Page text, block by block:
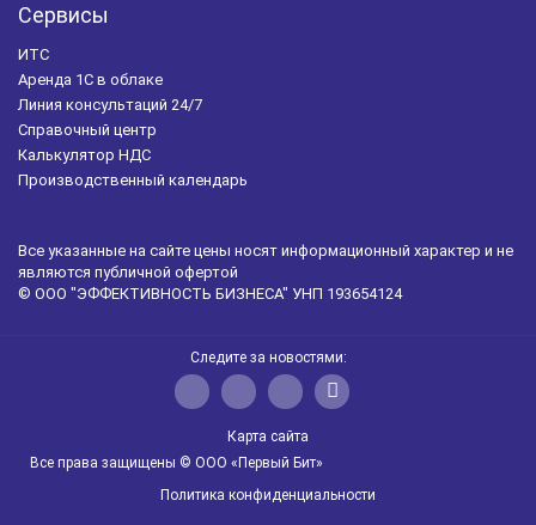
Сервисы
ИТС
Аренда 1С в облаке
Линия консультаций 24/7
Справочный центр
Калькулятор НДС
Производственный календарь
Все указанные на сайте цены носят информационный характер и не
являются публичной офертой
© ООО "ЭФФЕКТИВНОСТЬ БИЗНЕСА" УНП 193654124
Следите за новостями:
Карта сайта
Все права защищены © ООО «Первый Бит»
Политика конфиденциальности